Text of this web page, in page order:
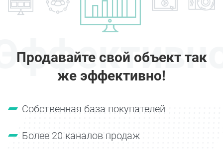
Продавайте свой объект так
же эффективно!
Собственная база покупателей
Более 20 каналов продаж